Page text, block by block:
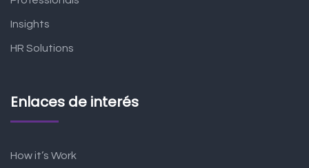
Insights
HR Solutions
Enlaces de interés
How it’s Work